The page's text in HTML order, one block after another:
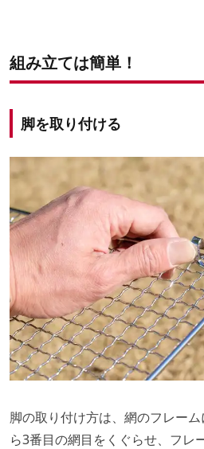
組み立ては簡単！
脚を取り付ける
脚の取り付け方は、網のフレー
ら3番目の網目をくぐらせ、フレ